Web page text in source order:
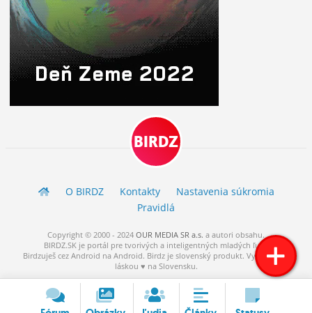
BIRDZ
O BIRDZ Kontakty
Nastavenia súkromia
Pravidlá
Copyright © 2000 - 2024 OUR MEDIA SR a.s. a autori obsahu.
BIRDZ.SK je portál pre tvorivých a inteligentných mladých ľudí.
Birdzuješ cez Android na Android. Birdz je slovenský produkt. Vytvorené s
láskou ♥ na Slovensku.